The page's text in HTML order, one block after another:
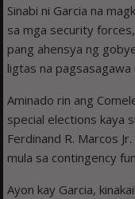
Sinabi ni Garcia na
sa mga security
pang ahensya ng
ligtas na pagsasagawa
Aminado rin ang
special elections kaya
Ferdinand R. Marcos
mula sa contingency
Ayon kay Garcia,